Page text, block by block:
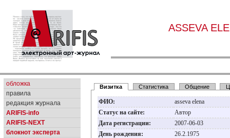
ASSEVA
обложка
правила
редакция журнала
ARIFIS-info
ARIFIS-NEXT
блокнот эксперта
Визитка Статистика Общение
ФИО:
asseva elena
Статус на сайте:
Автор
Дата регистрации:
2007-06-03
День рождения:
26.2.1975